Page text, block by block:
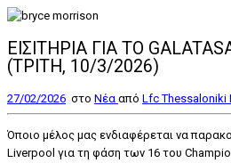
ΕΙΣΙΤΗΡΙΑ ΓΙΑ ΤΟ
(ΤΡΙΤΗ, 10/3/2026)
27/02/2026 στο Nέα από Lfc Thessaloniki
Όποιο μέλος μας ενδιαφέρεται να
Liverpool για τη φάση των 16 του